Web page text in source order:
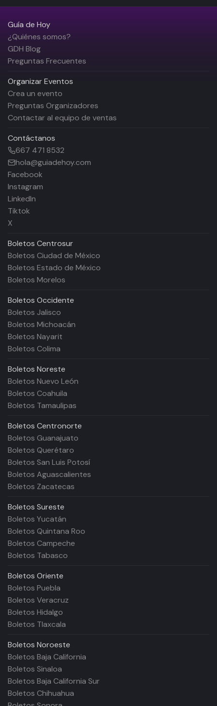
Guía de Hoy
¿Quiénes somos?
GDH Blog
Preguntas Frecuentes
Organizar Eventos
Crea un evento
Preguntas Organizadores
Contactar al equipo de ventas
Contáctanos
667 471 8532
hola@guiadehoy.com
Facebook
Instagram
LinkedIn
Tiktok
X
Boletos Centrosur
Boletos Ciudad de México
Boletos Estado de México
Boletos Morelos
Boletos Occidente
Boletos Jalisco
Boletos Michoacán
Boletos Nayarit
Boletos Colima
Boletos Noreste
Boletos Nuevo León
Boletos Coahuila
Boletos Tamaulipas
Boletos Centronorte
Boletos Guanajuato
Boletos Querétaro
Boletos San Luis Potosí
Boletos Aguascalientes
Boletos Zacatecas
Boletos Sureste
Boletos Yucatán
Boletos Quintana Roo
Boletos Campeche
Boletos Tabasco
Boletos Oriente
Boletos Puebla
Boletos Veracruz
Boletos Hidalgo
Boletos Tlaxcala
Boletos Noroeste
Boletos Baja California
Boletos Sinaloa
Boletos Baja California Sur
Boletos Chihuahua